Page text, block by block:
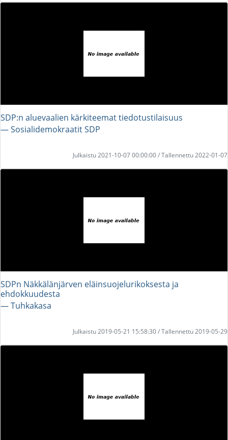
SDP:n aluevaalien kärkiteemat tiedotustilaisuus
― Sosialidemokraatit SDP
Julkaistu 2021-10-07 00:00:00 / Tallennettu 2022-01-07
SDPn Näkkälänjärven eläinsuojelurikoksesta ja
ehdokkuudesta
― Tuhkakasa
Julkaistu 2019-05-21 15:58:30 / Tallennettu 2019-05-29